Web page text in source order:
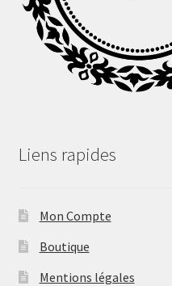
Liens rapides
Mon Compte
Boutique
Mentions légales